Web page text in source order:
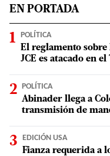
EN PORTADA
POLÍTICA
El reglamento sobre
JCE es atacado en
POLÍTICA
Abinader llega a
transmisión de
EDICIÓN USA
Fianza requerida a